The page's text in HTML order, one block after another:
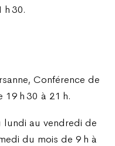
h 30.
Conférence de
19 h 30 à 21 h.
au vendredi de
du mois de 9 h à